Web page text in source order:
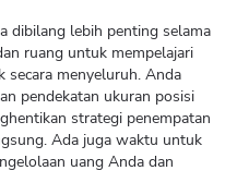
dibilang lebih penting selama
ruang untuk mempelajari
secara menyeluruh. Anda
pendekatan ukuran posisi
strategi penempatan
Ada juga waktu untuk
uang Anda dan